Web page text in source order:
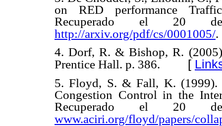
on RED performance
Recuperado el 20
http://arxiv.org/pdf/cs/0001005/.
4. Dorf, R. & Bishop, R.
Prentice Hall. p. 386. [
5. Floyd, S. & Fall, K. (1999).
Congestion Control in the
Recuperado el 20
www.aciri.org/floyd/papers/